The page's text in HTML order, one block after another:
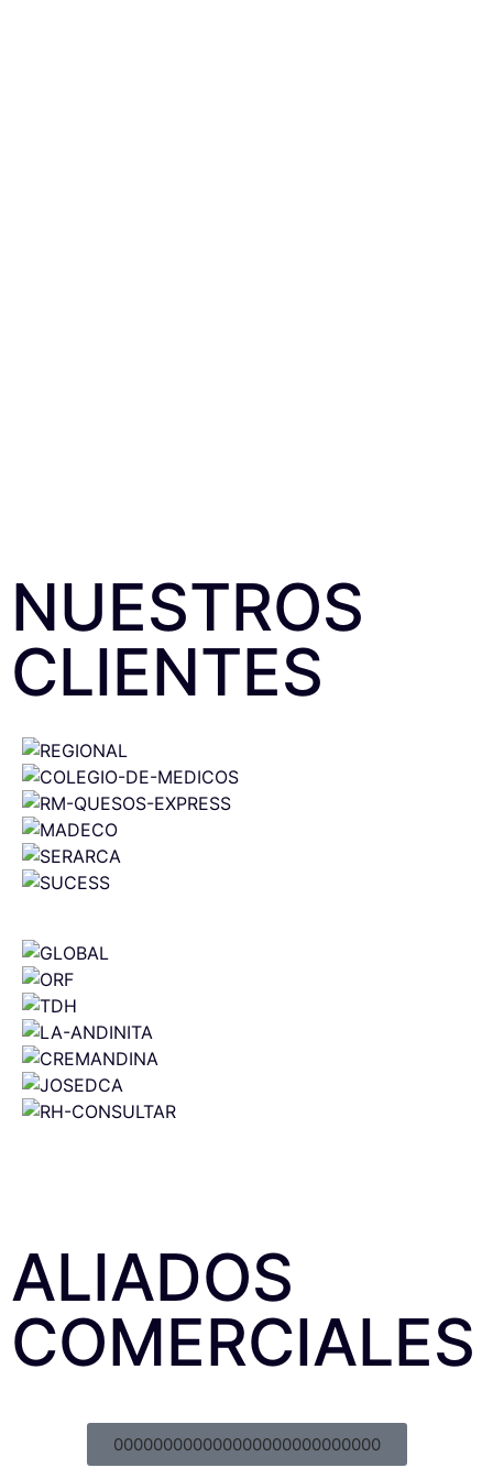
NUESTROS
CLIENTES
ALIADOS
COMERCIALES
000000000000000000000000000